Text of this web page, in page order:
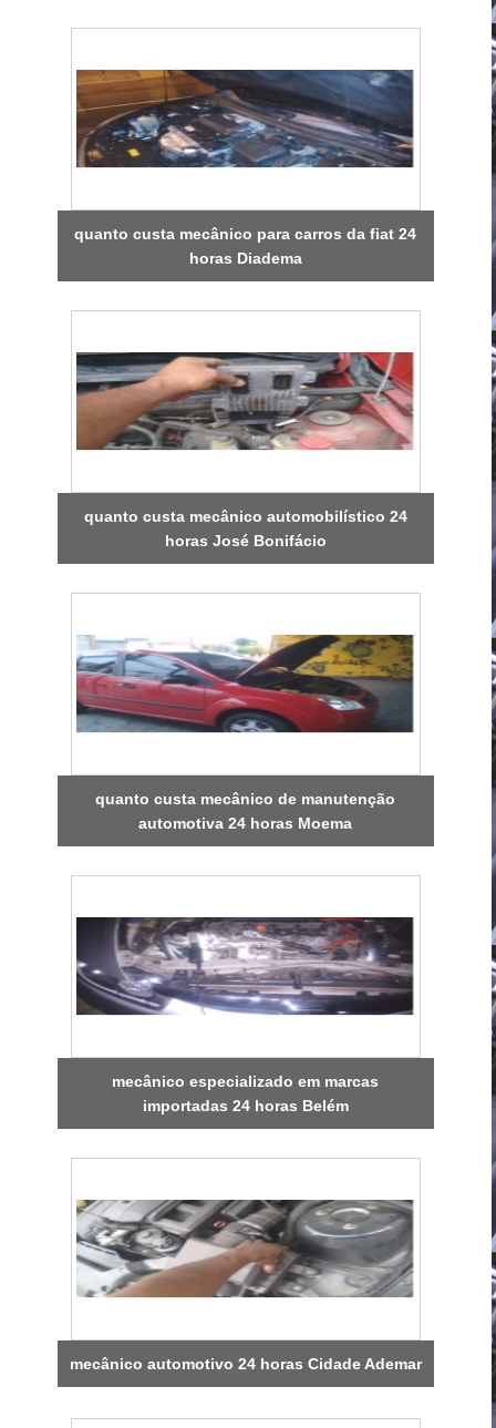
quanto custa mecânico para carros da fiat 24
horas Diadema
quanto custa mecânico automobilístico 24
horas José Bonifácio
quanto custa mecânico de manutenção
automotiva 24 horas Moema
mecânico especializado em marcas
importadas 24 horas Belém
mecânico automotivo 24 horas Cidade Ademar